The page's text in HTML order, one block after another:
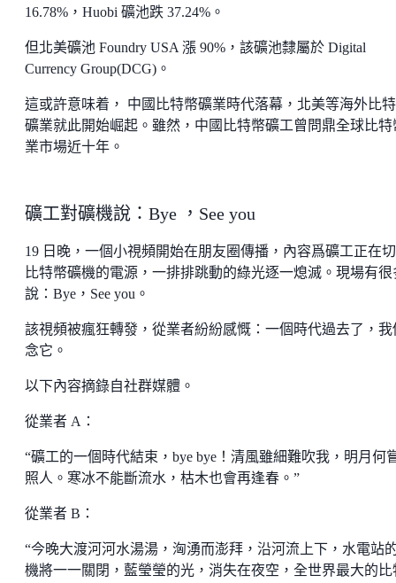
16.78%，Huobi 礦池跌 37.24%。
但北美礦池 Foundry USA 漲 90%，該礦池隸屬於 Digital
Currency Group(DCG)。
這或許意味着， 中國比特幣礦業時代落幕，北美等海外比
礦業就此開始崛起。雖然，中國比特幣礦工曾問鼎全球比特
業市場近十年。
礦工對礦機說：Bye ，See you
19 日晚，一個小視頻開始在朋友圈傳播，內容爲礦工正在
比特幣礦機的電源，一排排跳動的綠光逐一熄滅。現場有很
說：Bye，See you。
該視頻被瘋狂轉發，從業者紛紛感慨：一個時代過去了，我
念它。
以下內容摘錄自社群媒體。
從業者 A：
“礦工的一個時代結束，bye bye！清風雖細難吹我，明月何
照人。寒冰不能斷流水，枯木也會再逢春。”
從業者 B：
“今晚大渡河河水湯湯，洶湧而澎拜，沿河流上下，水電站
機將一一關閉，藍瑩瑩的光，消失在夜空，全世界最大的比